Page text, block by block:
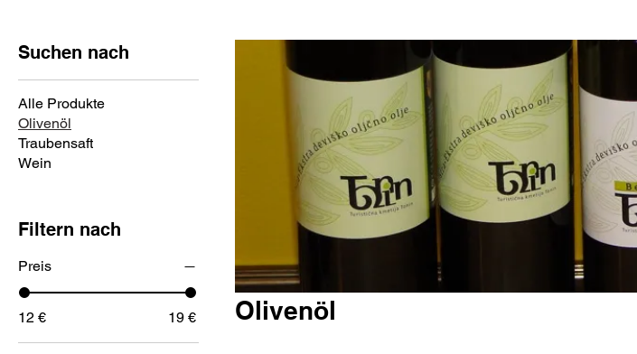
Suchen nach
Alle Produkte
Olivenöl
Traubensaft
Wein
Filtern nach
Preis
12 € 19 € Olivenöl